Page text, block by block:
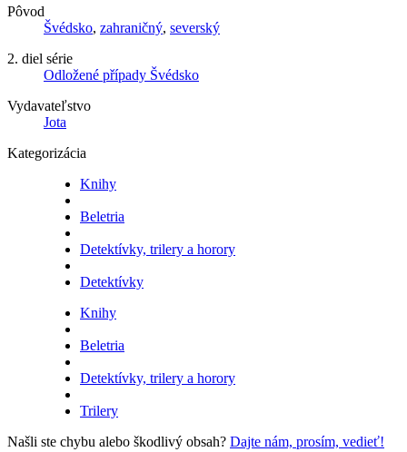
Pôvod
Švédsko, zahraničný, severský
2. diel série
Odložené případy Švédsko
Vydavateľstvo
Jota
Kategorizácia
Knihy
Beletria
Detektívky, trilery a horory
Detektívky
Knihy
Beletria
Detektívky, trilery a horory
Trilery
Našli ste chybu alebo škodlivý obsah? Dajte nám, prosím, vedieť!